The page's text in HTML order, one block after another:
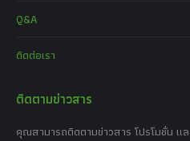
Q&A
ติดต่อเรา
ติดตามข่าวสาร
คุณสามารถติดตามข่าวสาร โปรโมชั่น แ